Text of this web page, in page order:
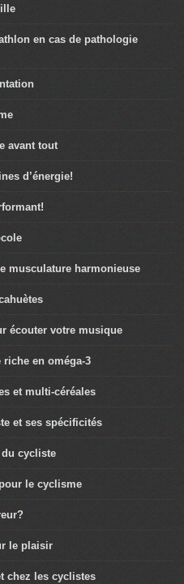
en cas de pathologie
avant tout
d’énergie!
musculature harmonieuse
écouter votre musique
riche en oméga-3
et multi-céréales
et ses spécificités
cycliste
le cyclisme
le plaisir
chez les cyclistes